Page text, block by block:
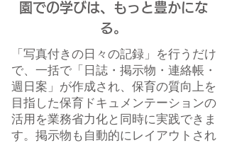
園での学びは、もっと豊かにな
る。
「写真付きの日々の記録」を行うだけ
で、一括で「日誌・掲示物・連絡帳・
週日案」が作成され、保育の質向上を
目指した保育ドキュメンテーションの
活用を業務省力化と同時に実践できま
す。掲示物も自動的にレイアウトされ